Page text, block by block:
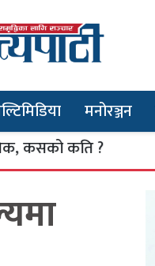
मनोरञ्जन
कति ?